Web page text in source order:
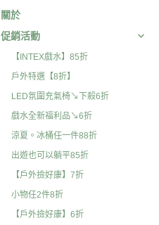
關於
促銷活動
【INTEX戲水】85折
戶外特選【8折】
LED氛圍充氣椅↘下殺6折
戲水全新福利品↘6折
涼夏。冰桶任一件88折
出遊也可以躺平85折
【戶外撿好康】7折
小物任2件8折
【戶外撿好康】6折